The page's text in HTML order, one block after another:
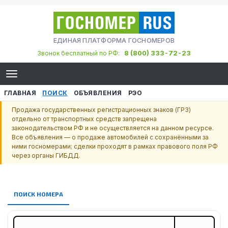
ЕДИНАЯ ПЛАТФОРМА ГОСНОМЕРОВ
Звонок бесплатный по РФ:
8 (800) 333-72-23
ГЛАВНАЯ ПОИСК ОБЪЯВЛЕНИЯ РЭО
Продажа государственных регистрационных знаков (ГРЗ)
отдельно от транспортных средств запрещена
законодательством РФ и не осуществляется на данном ресурсе.
Все объявления — о продаже автомобилей с сохранёнными за
ними госномерами; сделки проходят в рамках правового поля РФ
через органы ГИБДД.
ПОИСК НОМЕРА